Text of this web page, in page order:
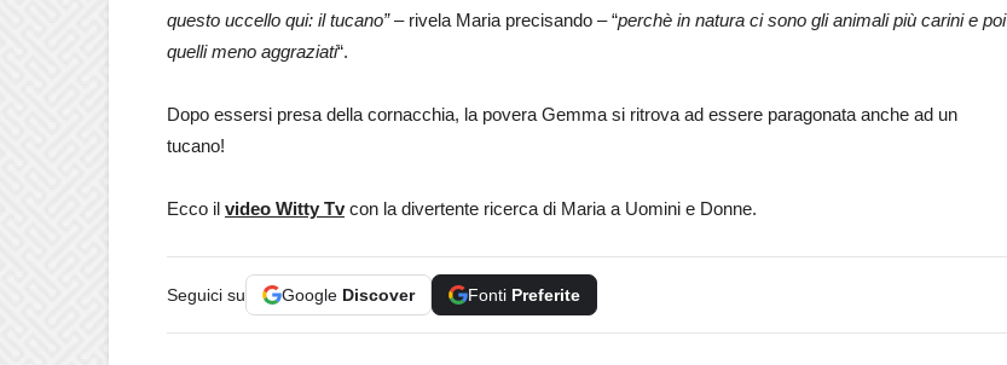
questo uccello qui: il tucano”– rivela Maria precisando – “perchè in natura ci sono gli animali più carini e poi
quelli meno aggraziati“.
Dopo essersi presa della cornacchia, la povera Gemma si ritrova ad essere paragonata anche ad un
tucano!
Ecco il video Witty Tvcon la divertente ricerca di Maria a Uomini e Donne.
Seguici su Google Discover Fonti Preferite